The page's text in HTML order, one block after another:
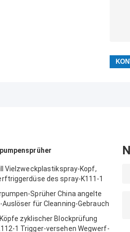
Vielzweckplastikspray-Kopf,
des spray-K111-1
Sprüher China angelte
Auslöser für Cleanning-Gebrauch
zyklischer Blockprüfung
1 Trigger-versehen Wegwerf-